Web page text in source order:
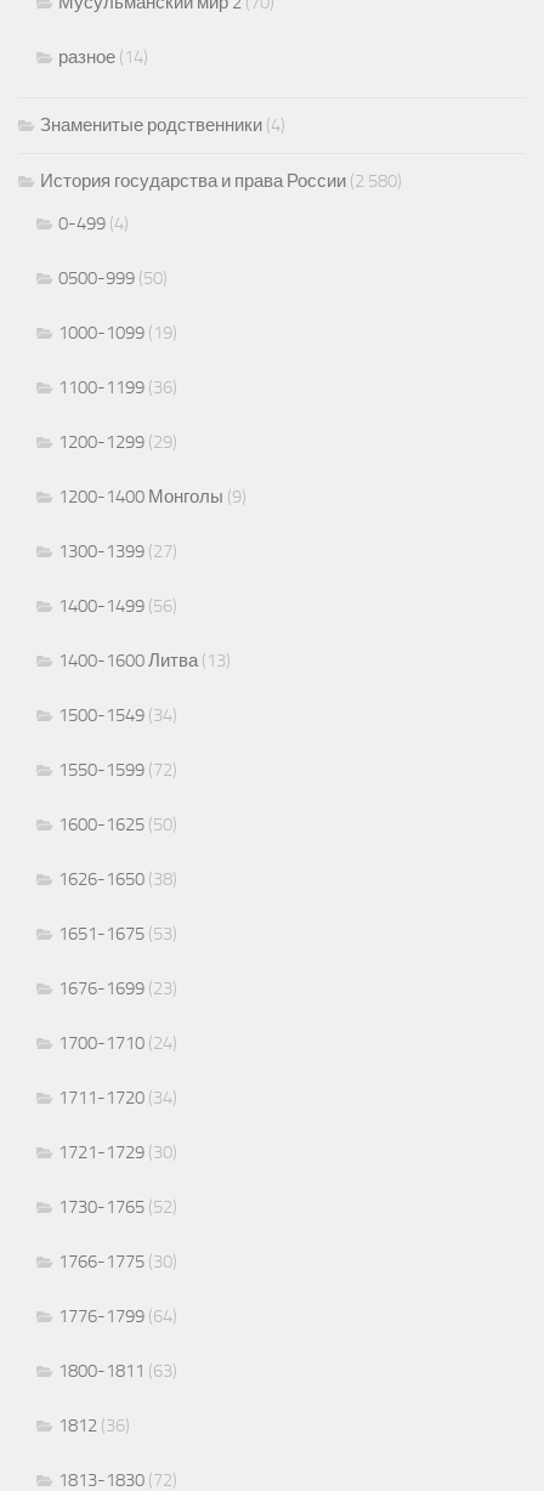
разное (14)
Знаменитые родственники (4)
История государства и права России (2 580)
0-499 (4)
0500-999 (50)
1000-1099 (19)
1100-1199 (36)
1200-1299 (29)
1200-1400 Монголы (9)
1300-1399 (27)
1400-1499 (56)
1400-1600 Литва(13)
1500-1549 (34)
1550-1599 (72)
1600-1625 (50)
1626-1650 (38)
1651-1675 (53)
1676-1699 (23)
1700-1710 (24)
1711-1720 (34)
1721-1729 (30)
1730-1765 (52)
1766-1775 (30)
1776-1799 (64)
1800-1811 (63)
1812 (36)
1813-1830 (72)